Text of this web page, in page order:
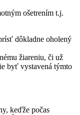
ošetrením t.j.
dôkladne oholený
žiareniu, či už
byť vystavená týmto
keďže počas